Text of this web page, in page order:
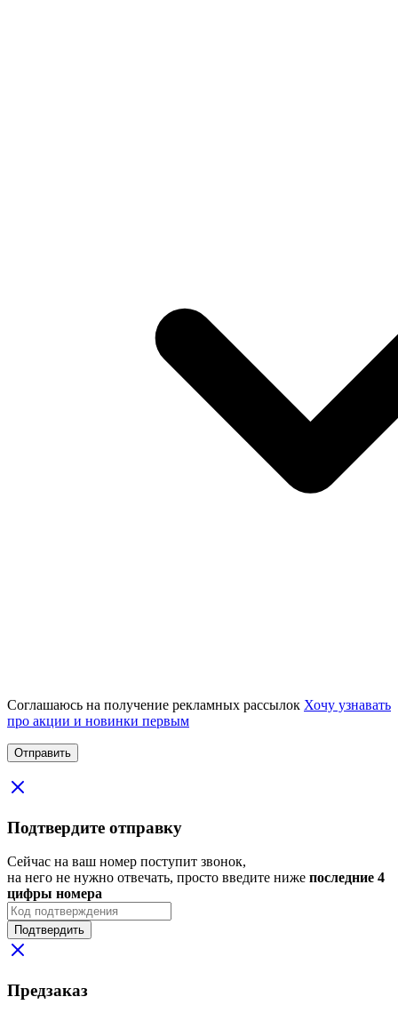
Соглашаюсь на получение рекламных рассылок Хочу узнавать
про акции и новинки первым
Подтвердите отправку
Сейчас на ваш номер поступит звонок,
на него не нужно отвечать, просто введите ниже последние 4
цифры номера
Подтвердить
Предзаказ